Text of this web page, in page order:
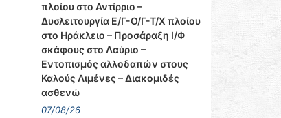
πλοίου στο Αντίρριο –
Δυσλειτουργία Ε/Γ-Ο/Γ-Τ/Χ πλοίου
στο Ηράκλειο – Προσάραξη Ι/Φ
σκάφους στο Λαύριο –
Εντοπισμός αλλοδαπών στους
Καλούς Λιμένες – Διακομιδές
ασθενώ
07/08/26